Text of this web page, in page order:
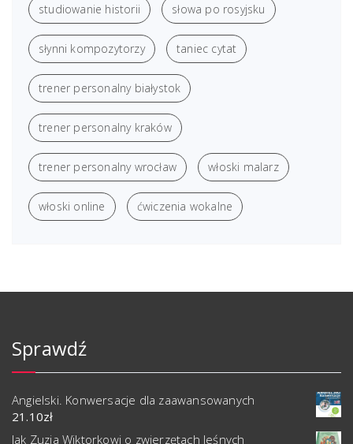
studiowanie historii słowa po rosyjsku
słynni kompozytorzy taniec cytat
trener personalny białystok
trener personalny kraków
trener personalny wrocław włoski malarz
włoski online ćwiczenia wokalne
Sprawdź
Angielski. Konwersacje dla zaawansowanych
21.10zł
Jak Zuzia Wiktorkowi o zwierzętach leśnych